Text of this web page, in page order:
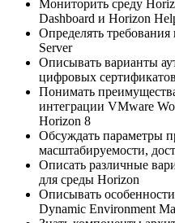
Мониторить среду
Dashboard и Horizon
Определять
Server
Описывать варианты
цифровых
Понимать
интеграции VMware
Horizon 8
Обсуждать параметры
масштабируемости,
Описать различные
для среды Horizon
Описывать
Dynamic Environment